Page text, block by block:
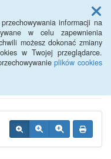
informacji na
w celu zapewnienia
możesz dokonać zmiany
w Twojej przeglądarce.
plików cookies
Menu